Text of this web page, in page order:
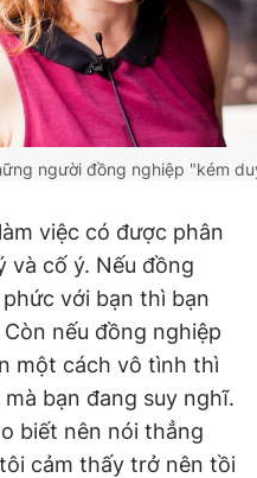
người đồng nghiệp "kém
việc có được phân
và cố ý. Nếu đồng
với bạn thì bạn
nếu đồng nghiệp
một cách vô tình thì
bạn đang suy nghĩ.
biết nên nói thẳng
cảm thấy trở nên tồi